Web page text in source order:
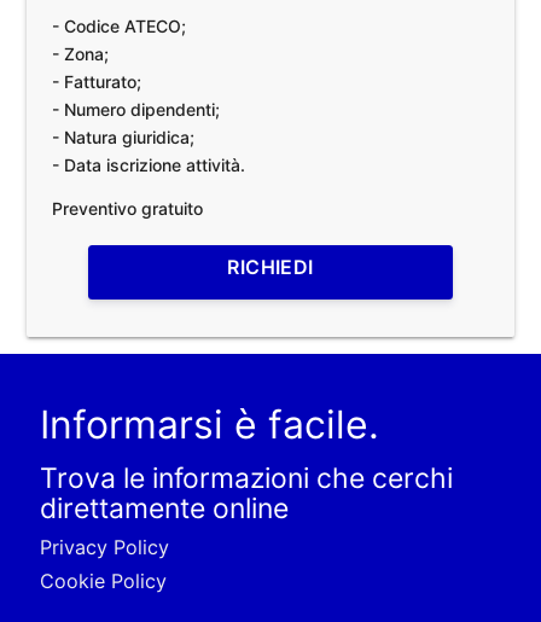
- Codice ATECO;
- Zona;
- Fatturato;
- Numero dipendenti;
- Natura giuridica;
- Data iscrizione attività.
Preventivo gratuito
RICHIEDI
Informarsi è facile.
Trova le informazioni che cerchi
direttamente online
Privacy Policy
Cookie Policy